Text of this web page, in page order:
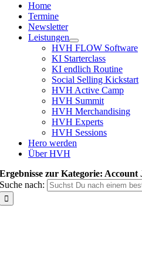
Home
Termine
Newsletter
Leistungen
HVH FLOW Software
KI Starterclass
KI endlich Routine
Social Selling Kickstart
HVH Active Camp
HVH Summit
HVH Merchandising
HVH Experts
HVH Sessions
Hero werden
Über HVH
Ergebnisse zur Kategorie:
Suche nach: